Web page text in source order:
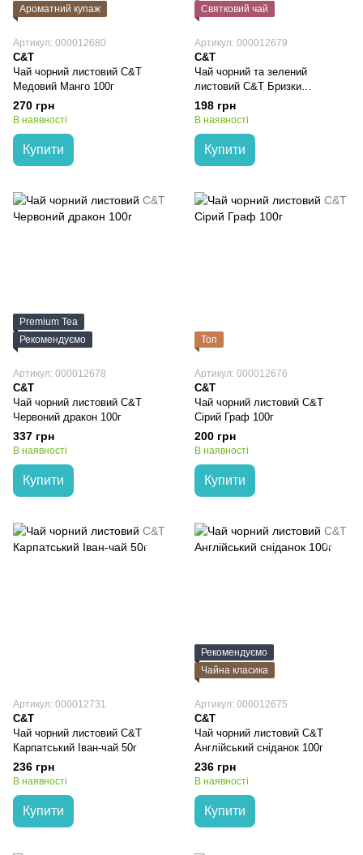
Ароматний купаж
Артикул: 000012680
C&T
Чай чорний листовий C&T
Медовий Манго 100г
270 грн
В наявності
Купити
Святковий чай
Артикул: 000012679
C&T
Чай чорний та зелений
листовий C&T Бризки
Шампанського 100г
198 грн
В наявності
Купити
Premium Tea
Рекомендуємо
Артикул: 000012678
C&T
Чай чорний листовий C&T
Червоний дракон 100г
337 грн
В наявності
Купити
Топ
Артикул: 000012676
C&T
Чай чорний листовий C&T
Сірий Граф 100г
200 грн
В наявності
Купити
Артикул: 000012731
C&T
Чай чорний листовий C&T
Карпатський Іван-чай 50г
236 грн
В наявності
Купити
Рекомендуємо
Чайна класика
Артикул: 000012675
C&T
Чай чорний листовий C&T
Англійський сніданок 100г
236 грн
В наявності
Купити